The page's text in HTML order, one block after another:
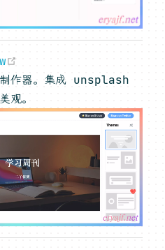
制作器。集成 unsplash
观。